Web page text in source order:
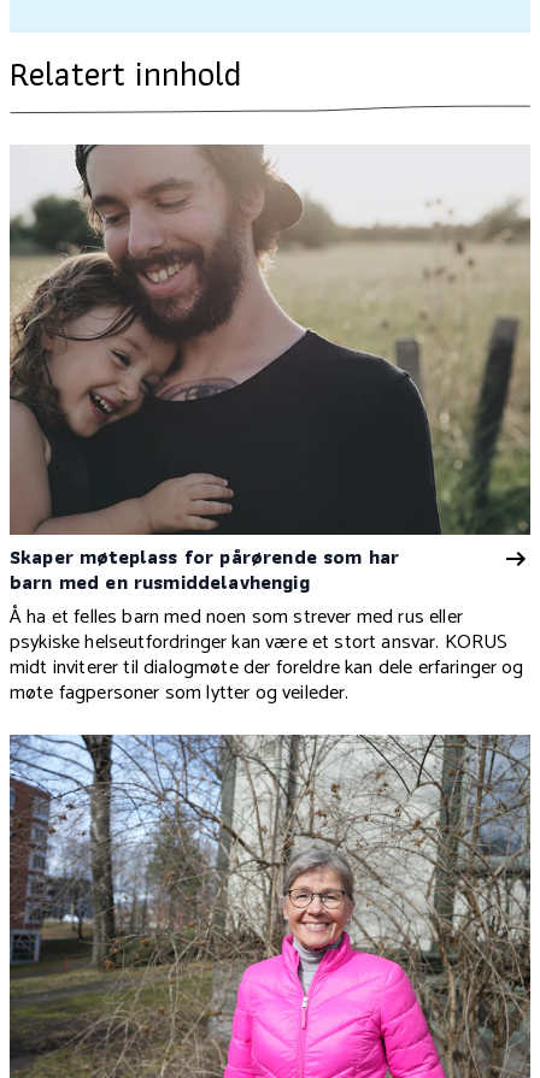
Relatert innhold
Skaper møteplass for pårørende som har
barn med en rusmiddelavhengig
Å ha et felles barn med noen som strever med rus eller
psykiske helseutfordringer kan være et stort ansvar. KORUS
midt inviterer til dialogmøte der foreldre kan dele erfaringer og
møte fagpersoner som lytter og veileder.